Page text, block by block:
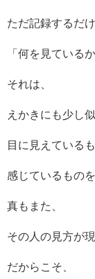
ただ記録するだ
「何を見ている
それは、
えかきにも少し
目に見えている
感じているもの
真もまた、
その人の見方が
だからこそ、